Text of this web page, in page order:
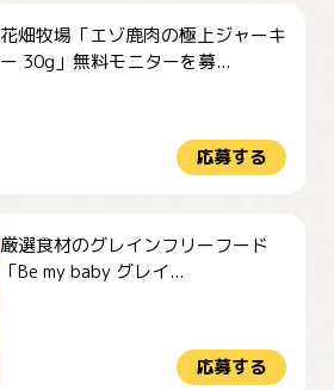
花畑牧場「エゾ鹿肉の極上ジャーキ
ー 30g」無料モニターを募...
応募する
厳選食材のグレインフリーフード
「Be my baby グレイ...
応募する